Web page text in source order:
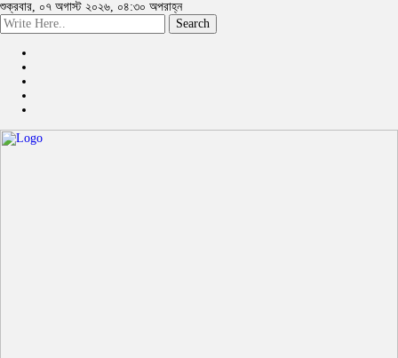
শুক্রবার, ০৭ অগাস্ট ২০২৬, ০৪:৩০ অপরাহ্ন
Search